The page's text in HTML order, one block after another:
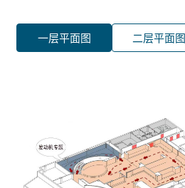
一层平面图 二层平面图